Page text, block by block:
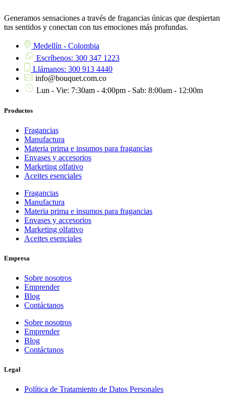
Generamos sensaciones a través de fragancias únicas que despiertan
tus sentidos y conectan con tus emociones más profundas.
Medellín - Colombia
Escríbenos: 300 347 1223
Llámanos: 300 913 4440
info@bouquet.com.co
Lun - Vie: 7:30am - 4:00pm - Sab: 8:00am - 12:00m
Productos
Fragancias
Manufactura
Materia prima e insumos para fragancias
Envases y accesorios
Marketing olfativo
Aceites esenciales
Fragancias
Manufactura
Materia prima e insumos para fragancias
Envases y accesorios
Marketing olfativo
Aceites esenciales
Empresa
Sobre nosotros
Emprender
Blog
Contáctanos
Sobre nosotros
Emprender
Blog
Contáctanos
Legal
Política de Tratamiento de Datos Personales